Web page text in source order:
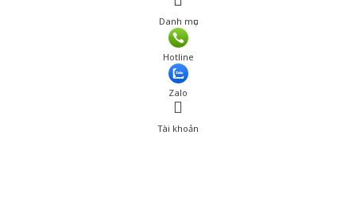
Danh mục
Hotline
Zalo
Tài khoản